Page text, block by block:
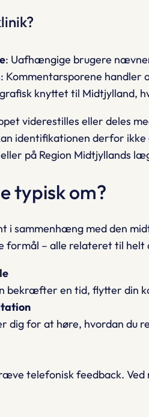
: Uafhængige brugere nævner
: Kommentarsporene handler
knyttet til Midtjylland,
viderestilles eller deles
identifikationen derfor ikke
på Region Midtjyllands
typisk om?
i sammenhæng med den
formål – alle relateret til
bekræfter en tid, flytter din
dig for at høre, hvordan du
telefonisk feedback.